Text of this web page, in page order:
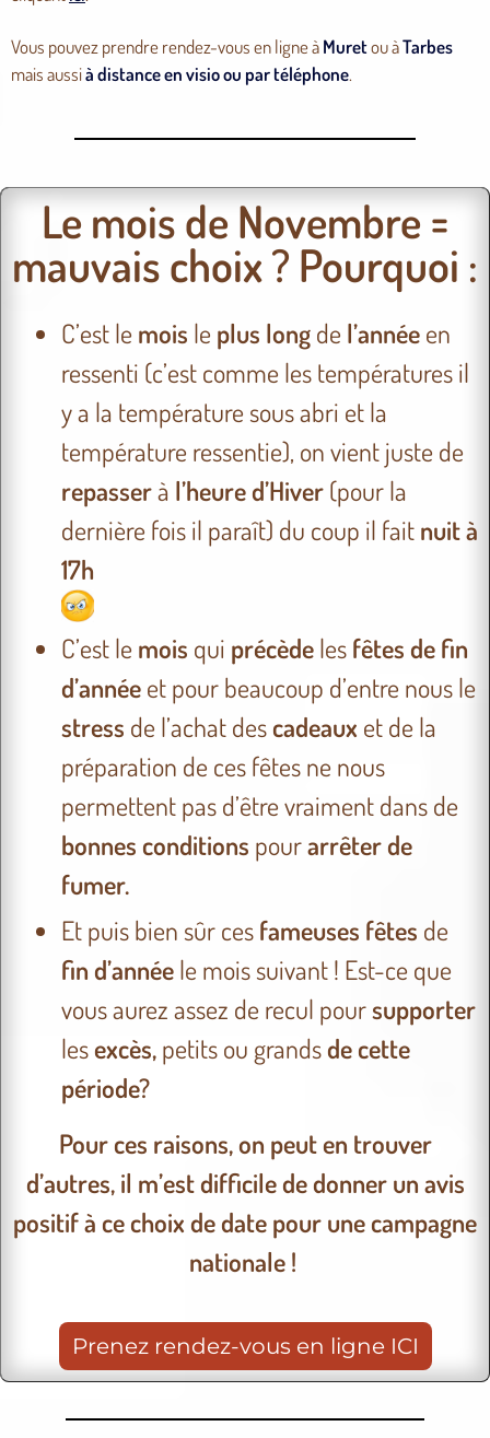
Vous pouvez prendre rendez-vous en ligne àMuretou àTarbes
mais aussià distance en visio ou par téléphone.
Le mois de Novembre =
mauvais choix ? Pourquoi :
C’est le mois le plus longde l’annéeen
ressenti (c’est comme les températures il
y a la température sous abri et la
température ressentie), on vient juste de
repasserà l’heure d’Hiver(pour la
dernière fois il paraît) du coup il faitnuità
17h
C’est le mois qui précèdelesfêtesde fin
d’annéeet pour beaucoup d’entre nous le
stress de l’achat descadeaux et de la
préparation de ces fêtes ne nous
permettent pas d’être vraiment dans de
bonnes conditions pourarrêter de
fumer.
Et puis bien sûr cesfameuses fêtes de
fin d’annéele mois suivant ! Est-ce que
vous aurez assez de recul poursupporter
lesexcès,petits ou grandsde cette
période?
Pour ces raisons, on peut en trouver
d’autres, il m’est difficile de donner un avis
positif à ce choix de date pour une campagne
nationale !
Prenez rendez-vous en ligne ICI